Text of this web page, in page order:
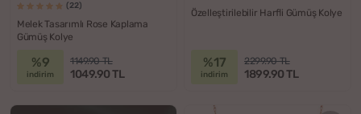
(22)
Melek Tasarımlı Rose Kaplama
Gümüş Kolye
%9
indirim
1149.90 TL
1049.90 TL
Özelleştirilebilir Harfli Gümüş Kolye
%17
indirim
2299.90 TL
1899.90 TL